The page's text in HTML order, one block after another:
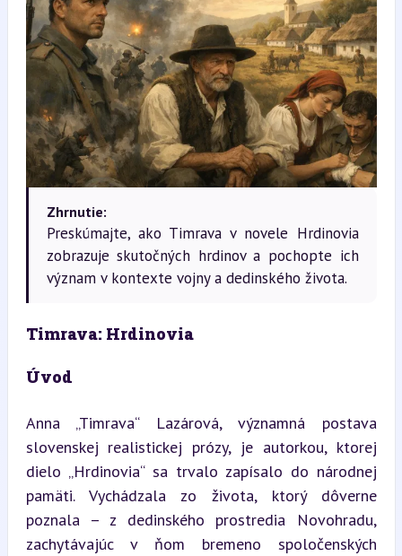
Zhrnutie:
Preskúmajte, ako Timrava v novele Hrdinovia
zobrazuje skutočných hrdinov a pochopte ich
význam v kontexte vojny a dedinského života.
Timrava: Hrdinovia
Úvod
Anna „Timrava“ Lazárová, významná postava
slovenskej realistickej prózy, je autorkou, ktorej
dielo „Hrdinovia“ sa trvalo zapísalo do národnej
pamäti. Vychádzala zo života, ktorý dôverne
poznala – z dedinského prostredia Novohradu,
zachytávajúc v ňom bremeno spoločenských